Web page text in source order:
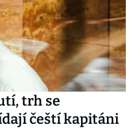
trh se
čeští kapitáni